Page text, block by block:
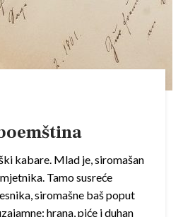
kabare. Mlad je, siromašan
Tamo susreće
siromašne baš poput
hrana, piće i duhan